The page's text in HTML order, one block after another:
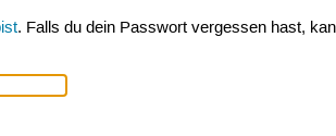
. Falls du dein Passwort vergessen hast,